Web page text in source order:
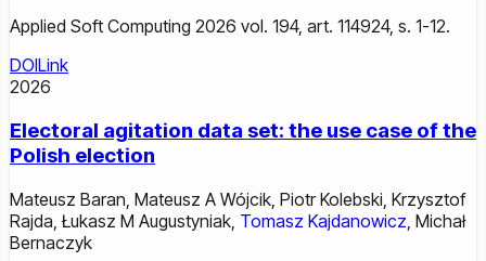
Applied Soft Computing 2026 vol. 194, art. 114924, s. 1-12.
DOILink
2026
Electoral agitation data set: the use case of the
Polish election
Mateusz Baran Mateusz A Wójcik Piotr Kolebski Krzysztof
Rajda Łukasz M Augustyniak Tomasz Kajdanowicz Michał
Bernaczyk